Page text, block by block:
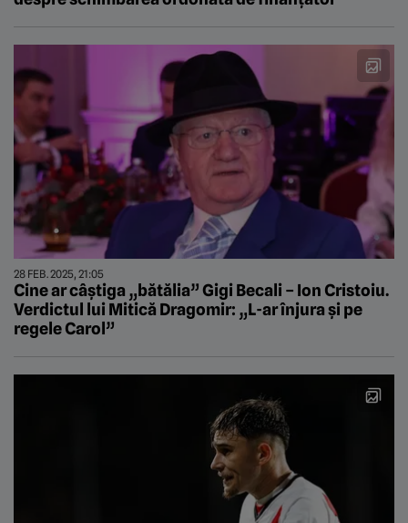
28 FEB. 2025, 21:05
Cine ar câștiga „bătălia” Gigi Becali – Ion Cristoiu.
Verdictul lui Mitică Dragomir: „L-ar înjura și pe
regele Carol”